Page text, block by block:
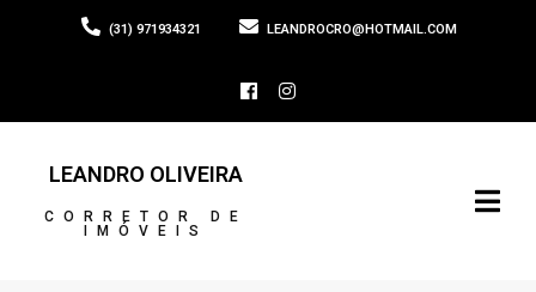
(31) 971934321 LEANDROCRO@HOTMAIL.COM
LEANDRO OLIVEIRA
CORRETOR DE
IMÓVEIS